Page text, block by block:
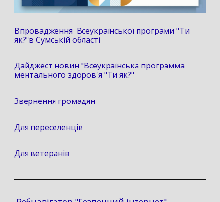
Впровадження Всеукраїнської програми "Ти
як?"в Сумській області
Дайджест новин "Всеукраїнська программа
ментального здоров'я "Ти як?"
Звернення громадян
Для переселенців
Для ветеранів